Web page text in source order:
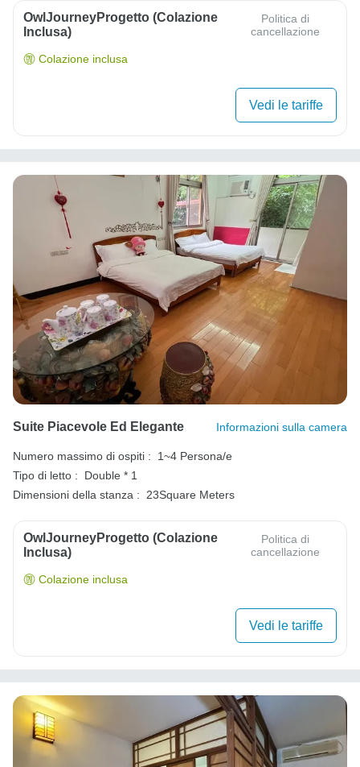
OwlJourneyProgetto (colazione
Inclusa)
Politica di
cancellazione
Colazione inclusa
Vedi le tariffe
Suite Piacevole Ed Elegante Informazioni sulla camera
Numero massimo di ospiti :
1~4 Persona/e
Tipo di letto :
Double * 1
Dimensioni della stanza : 23Square Meters
OwlJourneyProgetto (colazione
Inclusa)
Politica di
cancellazione
Colazione inclusa
Vedi le tariffe